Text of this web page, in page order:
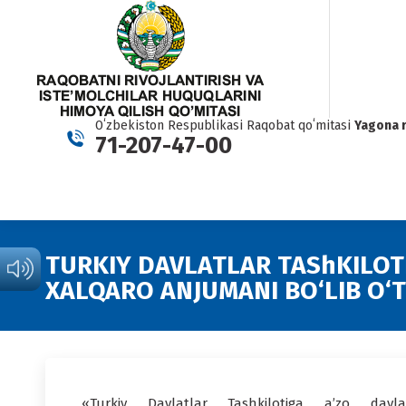
Oʻzbekiston Respublikasi Raqobat qoʻmitasi Yagona
71-207-47-00
TURKIY DAVLATLAR
XALQARO ANJUMANI BO‘LIB